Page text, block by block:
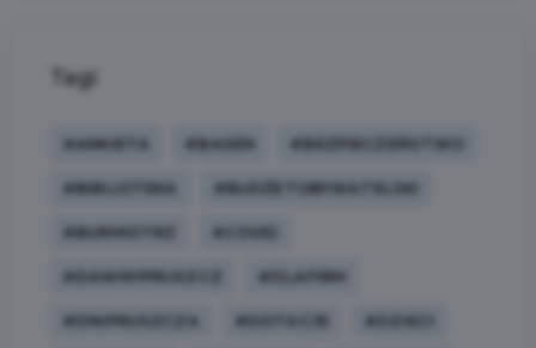
Tagi
#ANKIETA #BASEN #BEZPIECZEŃSTWO
#BIBLIOTEKA #BUDŻETOBYWATELSKI
#BURMISTRZ #COVID
#DAWNYPRUSZCZ #DLAFIRM
#DNIPRUSZCZA #DOTACJE #DZIECI